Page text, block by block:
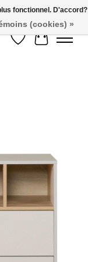
Liste de souhaits
Panier
fonctionnel. D'accord?
(cookies) »